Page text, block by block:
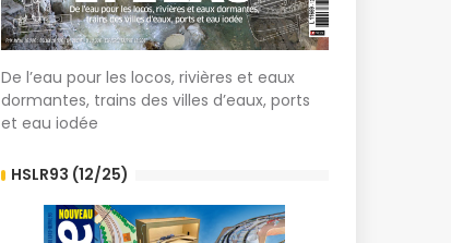
De l’eau pour les locos, rivières et eaux
dormantes, trains des villes d’eaux, ports
et eau iodée
HSLR93 (12/25)